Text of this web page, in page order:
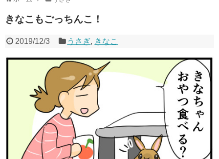
きなこもごっちんこ！
2019/12/3 うさぎ, きなこ